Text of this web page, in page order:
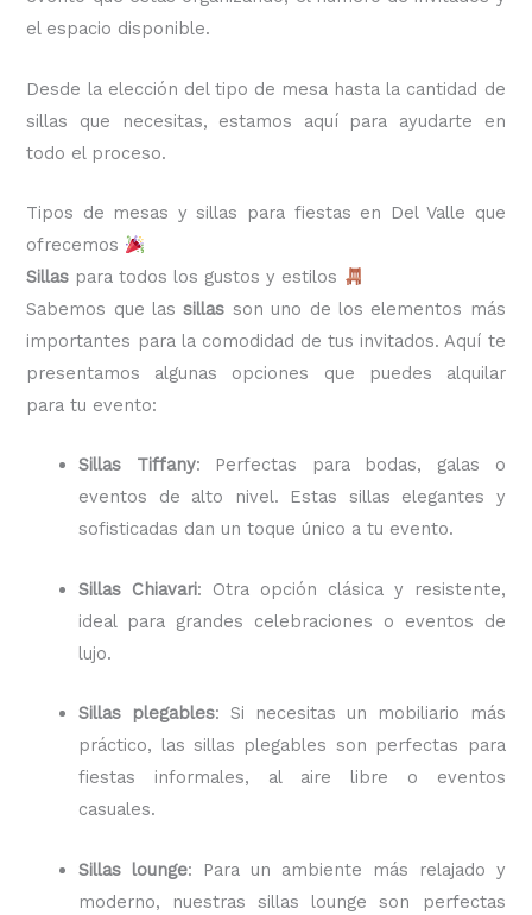
el espacio disponible.
Desde la elección del tipo de mesa hasta la cantidad de
sillas que necesitas, estamos aquí para ayudarte en
todo el proceso.
Tipos de mesas y sillas para fiestas en Del Valle que
ofrecemos
Sillas para todos los gustos y estilos
Sabemos que lassillas son uno de los elementos más
importantes para la comodidad de tus invitados. Aquí te
presentamos algunas opciones que puedes alquilar
para tu evento:
Sillas Tiffany: Perfectas para bodas, galas o
eventos de alto nivel. Estas sillas elegantes y
sofisticadas dan un toque único a tu evento.
Sillas Chiavari: Otra opción clásica y resistente,
ideal para grandes celebraciones o eventos de
lujo.
Sillas plegables: Si necesitas un mobiliario más
práctico, las sillas plegables son perfectas para
fiestas informales, al aire libre o eventos
casuales.
Sillas lounge: Para un ambiente más relajado y
moderno, nuestras sillas lounge son perfectas